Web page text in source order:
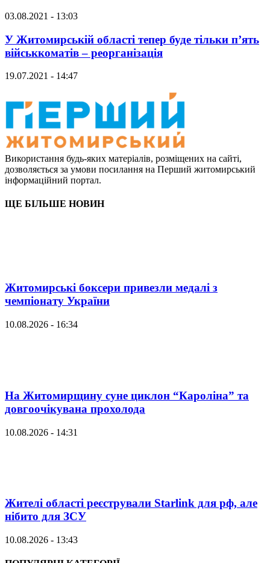
03.08.2021 - 13:03
У Житомирській області тепер буде тільки п’ять
військкоматів – реорганізація
19.07.2021 - 14:47
Використання будь-яких матеріалів, розміщених на сайті,
дозволяється за умови посилання на Перший житомирський
інформаційний портал.
ЩЕ БІЛЬШЕ НОВИН
Житомирські боксери привезли медалі з
чемпіонату України
10.08.2026 - 16:34
На Житомирщину суне циклон “Кароліна” та
довгоочікувана прохолода
10.08.2026 - 14:31
Жителі області реєстрували Starlink для рф, але
нібито для ЗСУ
10.08.2026 - 13:43